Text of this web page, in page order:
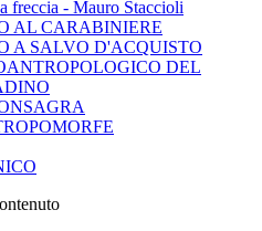
freccia - Mauro Staccioli
AL CARABINIERE
A SALVO D'ACQUISTO
DEL